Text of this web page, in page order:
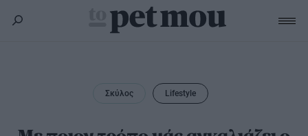
Εκπαίδευση
Υγεία
Lifestyle
Σκύλος